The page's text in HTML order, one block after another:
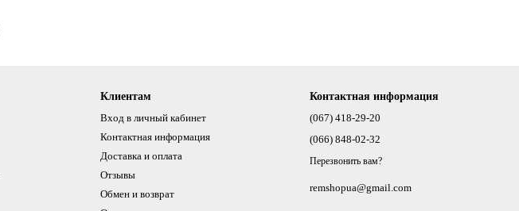
Клиентам
Вход в личный кабинет
Контактная информация
Доставка и оплата
Отзывы
Обмен и возврат
Контактная информация
(067) 418-29-20
(066) 848-02-32
Перезвонить вам?
remshopua@gmail.com